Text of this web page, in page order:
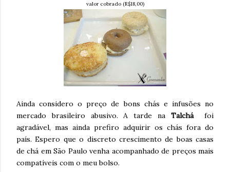
valor cobrado (R$18,00)
Ainda considero o preço de bons chás e infusões no
mercado brasileiro abusivo. A tarde na Talcháfoi
agradável, mas ainda prefiro adquirir os chás fora do
país. Espero que o discreto crescimento de boas casas
de chá em São Paulo venha acompanhado de preços mais
compatíveis com o meu bolso.